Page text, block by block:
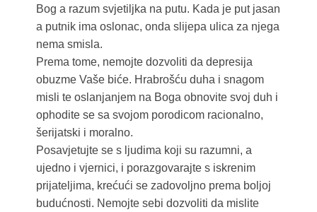
Bog a razum svjetiljka na putu. Kada je put jasan
a putnik ima oslonac, onda slijepa ulica za njega
nema smisla.
Prema tome, nemojte dozvoliti da depresija
obuzme Vaše biće. Hrabrošću duha i snagom
misli te oslanjanjem na Boga obnovite svoj duh i
ophodite se sa svojom porodicom racionalno,
šerijatski i moralno.
Posavjetujte se s ljudima koji su razumni, a
ujedno i vjernici, i porazgovarajte s iskrenim
prijateljima, krećući se zadovoljno prema boljoj
budućnosti. Nemojte sebi dozvoliti da mislite